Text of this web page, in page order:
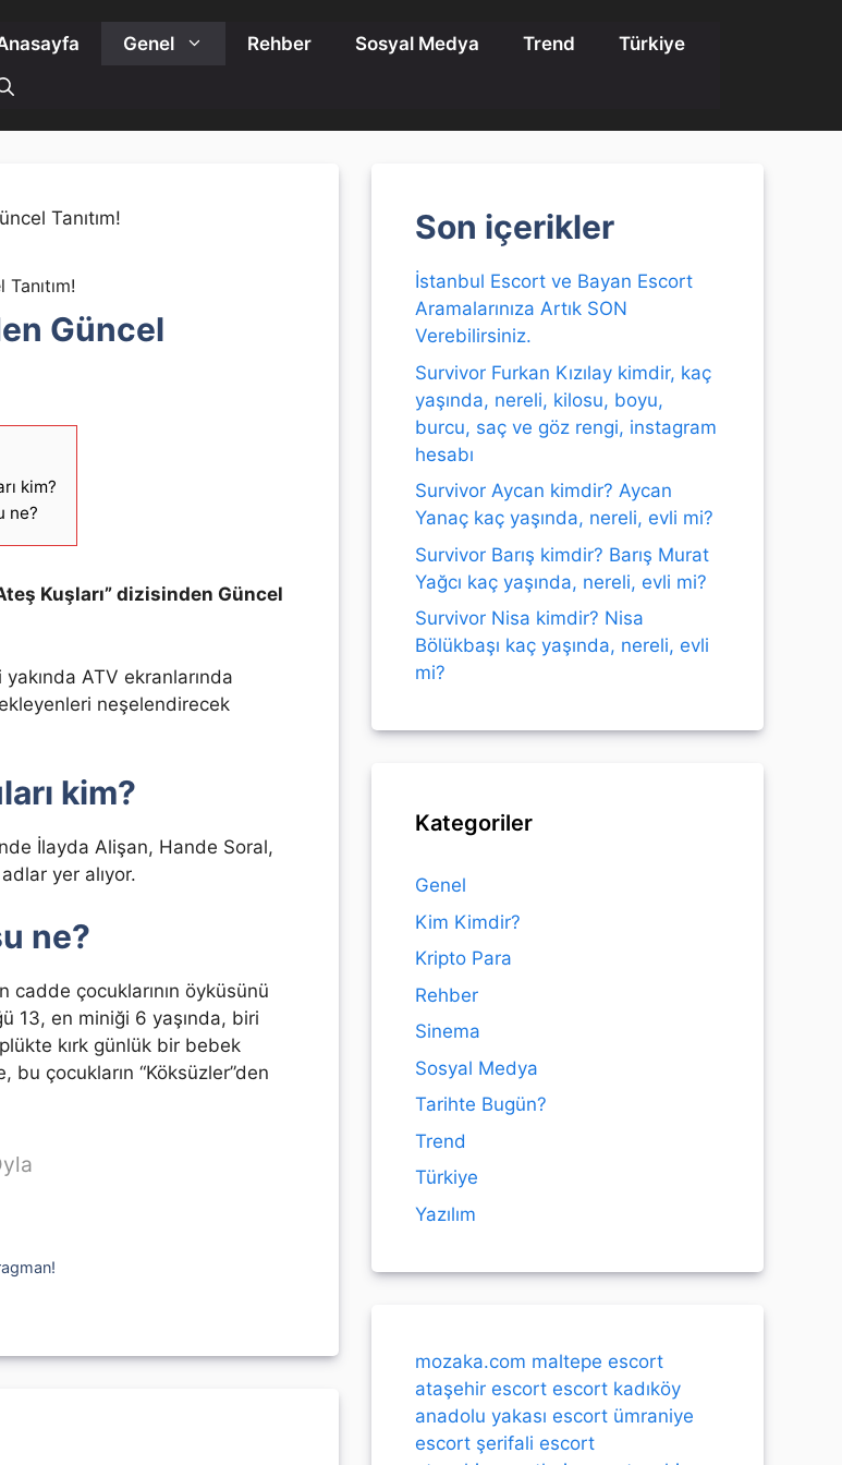
Genel Rehber Sosyal Medya Trend Türkiye
Güncel
kim?
ne?
Kuşları” dizisinden Güncel
yakında ATV ekranlarında
neşelendirecek
kim?
İlayda Alişan, Hande Soral,
yer alıyor.
ne?
cadde çocuklarının öyküsünü
13, en miniği 6 yaşında, biri
kırk günlük bir bebek
bu çocukların “Köksüzler”den
Son içerikler
İstanbul Escort ve Bayan Escort
Aramalarınıza Artık SON
Verebilirsiniz.
Survivor Furkan Kızılay kimdir, kaç
yaşında, nereli, kilosu, boyu,
burcu, saç ve göz rengi, instagram
hesabı
Survivor Aycan kimdir? Aycan
Yanaç kaç yaşında, nereli, evli mi?
Survivor Barış kimdir? Barış Murat
Yağcı kaç yaşında, nereli, evli mi?
Survivor Nisa kimdir? Nisa
Bölükbaşı kaç yaşında, nereli, evli
mi?
Kategoriler
Genel
Kim Kimdir?
Kripto Para
Rehber
Sinema
Sosyal Medya
Tarihte Bugün?
Trend
Türkiye
Yazılım
mozaka.com maltepe escort
ataşehir escort escort kadıköy
anadolu yakası escort ümraniye
escort şerifali escort